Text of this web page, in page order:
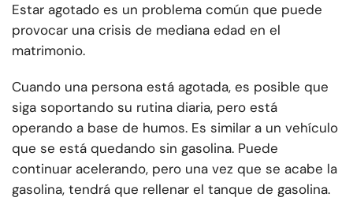
Estar agotado es un problema común que puede
provocar una crisis de mediana edad en el
matrimonio.
Cuando una persona está agotada, es posible que
siga soportando su rutina diaria, pero está
operando a base de humos. Es similar a un vehículo
que se está quedando sin gasolina. Puede
continuar acelerando, pero una vez que se acabe la
gasolina, tendrá que rellenar el tanque de gasolina.